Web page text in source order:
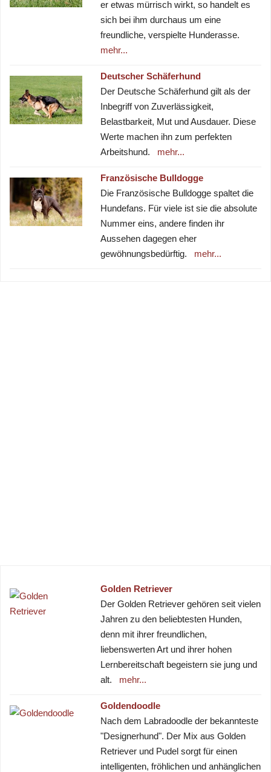
er etwas mürrisch wirkt, so handelt es
sich bei ihm durchaus um eine
freundliche, verspielte Hunderasse.
mehr...
Deutscher Schäferhund
Der Deutsche Schäferhund gilt als der
Inbegriff von Zuverlässigkeit,
Belastbarkeit, Mut und Ausdauer. Diese
Werte machen ihn zum perfekten
Arbeitshund.
mehr...
Französische Bulldogge
Die Französische Bulldogge spaltet die
Hundefans. Für viele ist sie die absolute
Nummer eins, andere finden ihr
Aussehen dagegen eher
gewöhnungsbedürftig.
mehr...
Golden Retriever
Der Golden Retriever gehören seit vielen
Jahren zu den beliebtesten Hunden,
denn mit ihrer freundlichen,
liebenswerten Art und ihrer hohen
Lernbereitschaft begeistern sie jung und
alt.
mehr...
Goldendoodle
Nach dem Labradoodle der bekannteste
"Designerhund". Der Mix aus Golden
Retriever und Pudel sorgt für einen
intelligenten, fröhlichen und anhänglichen